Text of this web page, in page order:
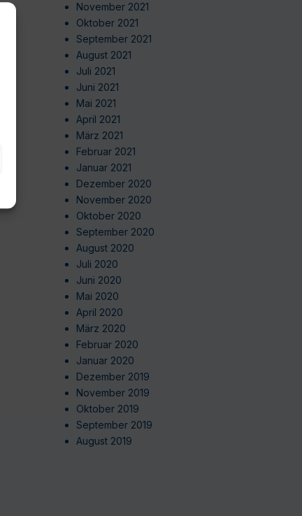
November 2021
Oktober 2021
September 2021
August 2021
Juli 2021
Juni 2021
Mai 2021
April 2021
März 2021
Februar 2021
Januar 2021
Dezember 2020
November 2020
Oktober 2020
September 2020
August 2020
Juli 2020
Juni 2020
Mai 2020
April 2020
März 2020
Februar 2020
Januar 2020
Dezember 2019
November 2019
Oktober 2019
September 2019
August 2019